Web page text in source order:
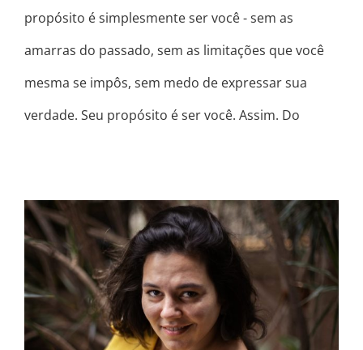
propósito é simplesmente ser você - sem as
amarras do passado, sem as limitações que você
mesma se impôs, sem medo de expressar sua
verdade. Seu propósito é ser você. Assim. Do
A VERDADEIRA VOCÊ TE ESPERA ❤